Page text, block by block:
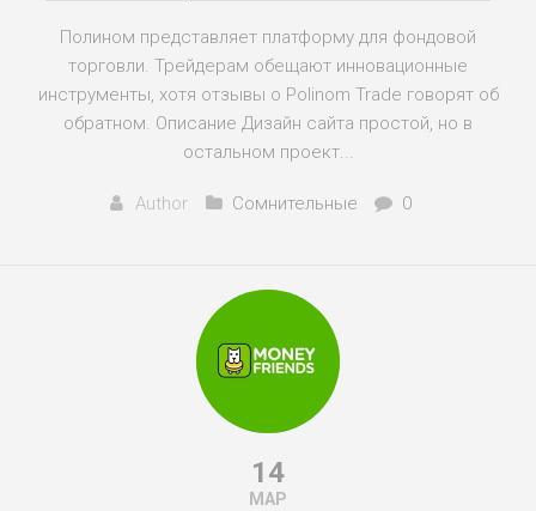
Полином представляет платформу для фондовой
торговли. Трейдерам обещают инновационные
инструменты, хотя отзывы о Polinom Trade говорят об
обратном. Описание Дизайн сайта простой, но в
остальном проект...
Author Сомнительные 0
14
МАР